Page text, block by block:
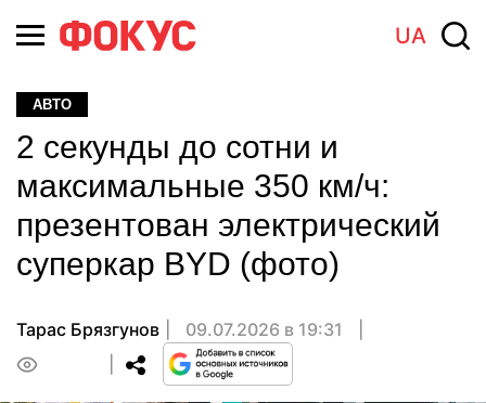
UA
АВТО
2 секунды до сотни и
максимальные 350 км/ч:
презентован электрический
суперкар BYD (фото)
Тарас Брязгунов
09.07.2026 в 19:31